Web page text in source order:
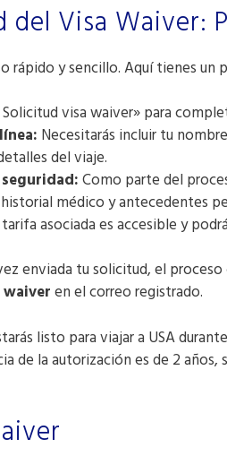
Visa Waiver:
rápido y sencillo. Aquí tienes un
visa waiver» para
Necesitarás incluir tu
del viaje.
Como parte del
médico y antecedentes
asociada es accesible y
enviada tu solicitud, el
en el correo registrado.
listo para viajar a USA
de la autorización es de 2